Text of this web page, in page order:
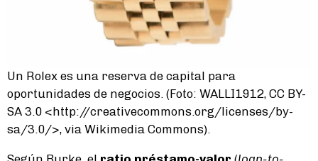
Un Rolex es una reserva de capital para
oportunidades de negocios. (Foto: WALLI1912, CC BY-
SA 3.0 <http://creativecommons.org/licenses/by-
sa/3.0/>, via Wikimedia Commons).